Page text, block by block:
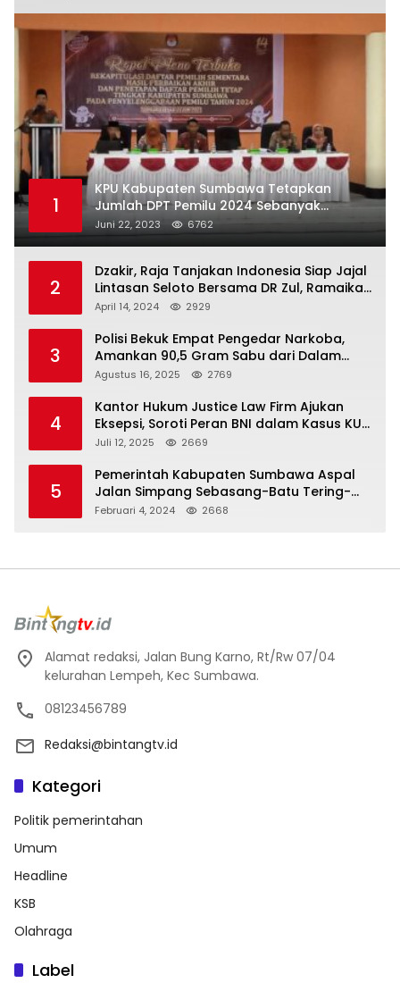
1
KPU Kabupaten Sumbawa Tetapkan
Jumlah DPT Pemilu 2024 Sebanyak
367.987 Pemilih
Juni 22, 2023 6762
2
Dzakir, Raja Tanjakan Indonesia Siap Jajal
Lintasan Seloto Bersama DR Zul, Ramaikan
Trabas JAS #2 KSB
April 14, 2024 2929
3
Polisi Bekuk Empat Pengedar Narkoba,
Amankan 90,5 Gram Sabu dari Dalam
Mobil
Agustus 16, 2025 2769
4
Kantor Hukum Justice Law Firm Ajukan
Eksepsi, Soroti Peran BNI dalam Kasus KUR
Bawang Merah KCP Woha
Juli 12, 2025 2669
5
Pemerintah Kabupaten Sumbawa Aspal
Jalan Simpang Sebasang-Batu Tering-
Lito
Februari 4, 2024 2668
Alamat redaksi, Jalan Bung Karno, Rt/Rw 07/04
kelurahan Lempeh, Kec Sumbawa.
08123456789
Redaksi@bintangtv.id
Kategori
Politik pemerintahan
Umum
Headline
KSB
Olahraga
Label